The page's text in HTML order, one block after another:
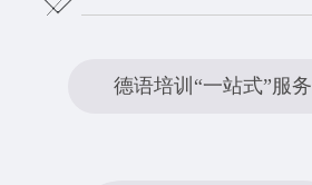
德语培训“一站式”服务